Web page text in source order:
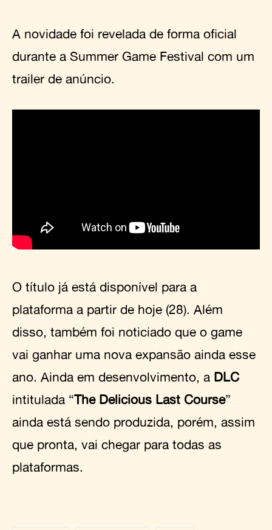
A novidade foi revelada de forma oficial
durante a Summer Game Festival com um
trailer de anúncio.
O título já está disponível para a
plataforma a partir de hoje (28). Além
disso, também foi noticiado que o game
vai ganhar uma nova expansão ainda esse
ano. Ainda em desenvolvimento, a DLC
intitulada “The Delicious Last Course”
ainda está sendo produzida, porém, assim
que pronta, vai chegar para todas as
plataformas.